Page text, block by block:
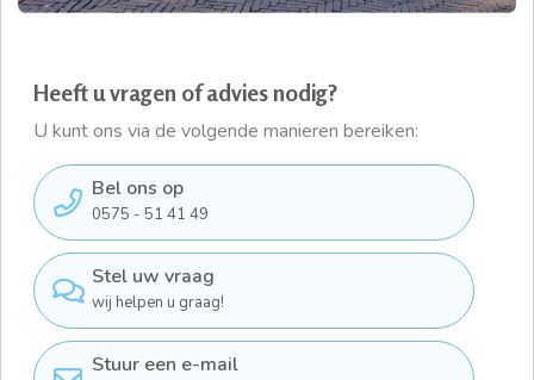
Heeft u vragen of advies nodig?
U kunt ons via de volgende manieren bereiken:
Bel ons op
0575 - 51 41 49
Stel uw vraag
wij helpen u graag!
Stuur een e-mail